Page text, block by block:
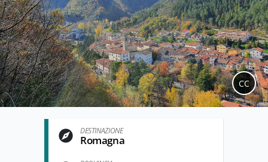
CC
DESTINAZIONE
Romagna